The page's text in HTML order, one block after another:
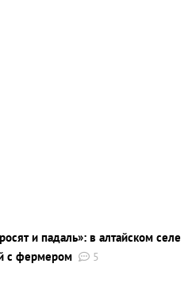
и падаль»: в алтайском селе
с фермером
5